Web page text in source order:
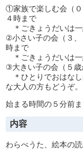
①家族で楽しむ会（
４時まで
＊ごきょうだいは一
②小さい子の会（３
時まで
＊ごきょうだいは一
③大きい子の会（５
＊ひとりでおはなし
な大人の方もどうぞ。
始まる時間の５分前
内容
わらべうた、絵本の読